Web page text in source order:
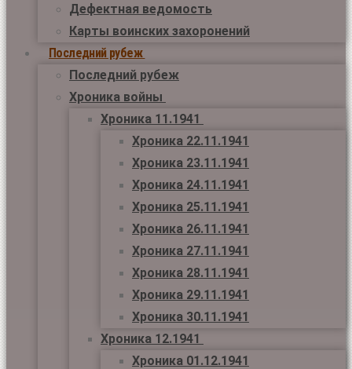
Дефектная ведомость
Карты воинских захоронений
Последний рубеж
Последний рубеж
Хроника войны
Хроника 11.1941
Хроника 22.11.1941
Хроника 23.11.1941
Хроника 24.11.1941
Хроника 25.11.1941
Хроника 26.11.1941
Хроника 27.11.1941
Хроника 28.11.1941
Хроника 29.11.1941
Хроника 30.11.1941
Хроника 12.1941
Хроника 01.12.1941